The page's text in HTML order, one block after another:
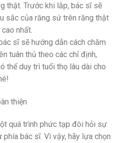
thật. Trước khi lắp, bác sĩ sẽ
sắc của răng sứ trên răng thật
nhất.
sĩ sẽ hướng dẫn cách chăm
tuân thủ theo các chỉ định,
thể duy trì tuổi thọ lâu dài cho
quá trình phức tạp đòi hỏi sự
bác sĩ. Vì vậy, hãy lựa chọn